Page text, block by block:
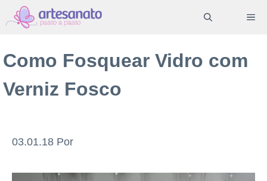
Pular
para
conteúdo
Como Fosquear Vidro com
Verniz Fosco
03.01.18 Por